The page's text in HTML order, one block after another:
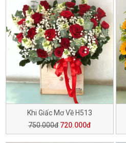
Khi Giấc Mơ Về H513
750.000đ 720.000đ